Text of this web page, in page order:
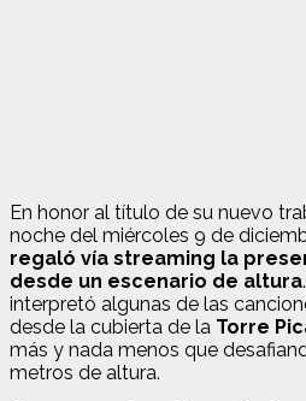
En honor al título de su nuevo
noche del miércoles 9 de
regaló vía streaming la
desde un escenario de altura
interpretó algunas de las
desde la cubierta de la Torre
más y nada menos que
metros de altura.